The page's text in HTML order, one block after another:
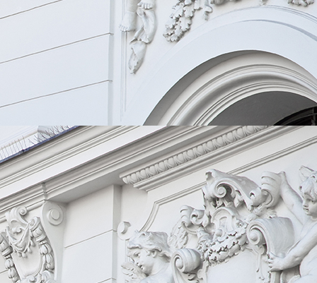
02737c25-16c8-4df5-a0a0-6e7c7ced2752